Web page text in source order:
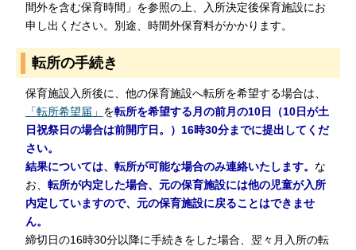
間外を含む保育時間」を参照の上、入所決定後保育施設にお
申し出ください。別途、時間外保育料がかかります。
転所の手続き
保育施設入所後に、他の保育施設へ転所を希望する場合は、
「転所希望届」 を転所を希望する月の前月の10日（10日が土
日祝祭日の場合は前開庁日。）16時30分までに提出してくだ
さい。
結果については、転所が可能な場合のみ連絡いたします。 な
お、 転所が内定した場合、元の保育施設には他の児童が入所
内定していますので、元の保育施設に戻ることはできませ
ん。
締切日の16時30分以降に手続きをした場合、翌々月入所の転